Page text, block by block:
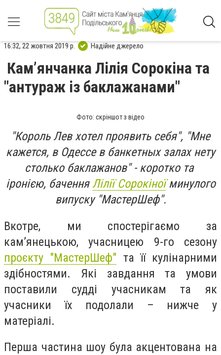
16:32, 22 жовтня 2019 р. Надійне джерело
Кам’янчанка Лілія Сорокіна та
"антураж із баклажанами"
Фото: скріншот з відео
"Король Лев хотел проявить себя", "Мне
кажется, в Одессе в банкетных залах нету
столько баклажанов" - коротко та
іронією, баченняЛілії Сорокіноїминулого
випуску "МастерШеф".
Вкотре, ми спостерігаємо за
кам’янецькою, учасницею 9-го сезону
проєкту "МастерШеф" та її кулінарними
здібностями. Які завдання та умови
поставили судді учасникам та як
учасники їх подолали – нижче у
матеріалі.
Перша частина шоу була акцентована на